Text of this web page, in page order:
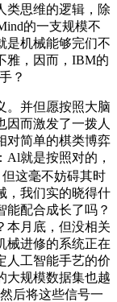
类思维的逻辑，除
的一支规模不
是机械能够完们不
，因而，IBM的
？
并但愿按照大脑
因而激发了一拨人
对简单的棋类博弈
Al就是按照对的，
这毫不妨碍其时
，我们实的晓得什
能配合成长了吗？
本月底，但没相关
械进修的系统正在
人工智能手艺的价
大规模数据集也越
后将这些信号一